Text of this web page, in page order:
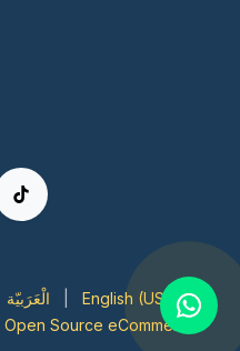
الْعَرَبيّة
English (US)
Open Source eCommerce